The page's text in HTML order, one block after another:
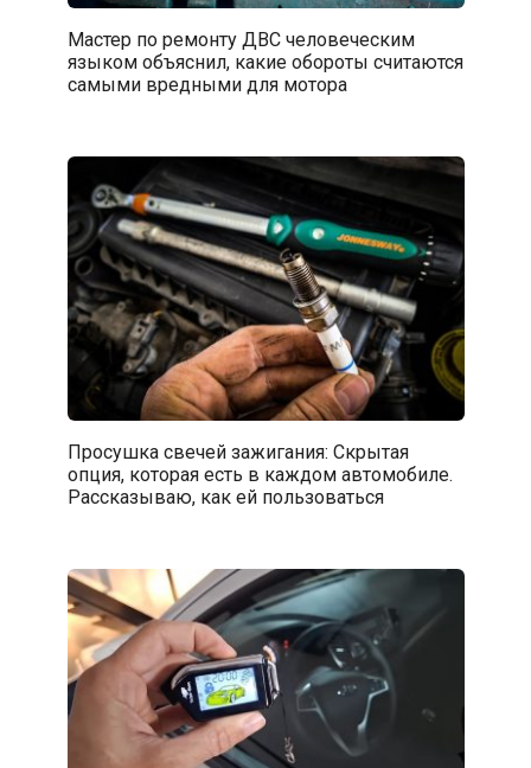
Мастер по ремонту ДВС человеческим
языком объяснил, какие обороты считаются
самыми вредными для мотора
Просушка свечей зажигания: Скрытая
опция, которая есть в каждом автомобиле.
Рассказываю, как ей пользоваться